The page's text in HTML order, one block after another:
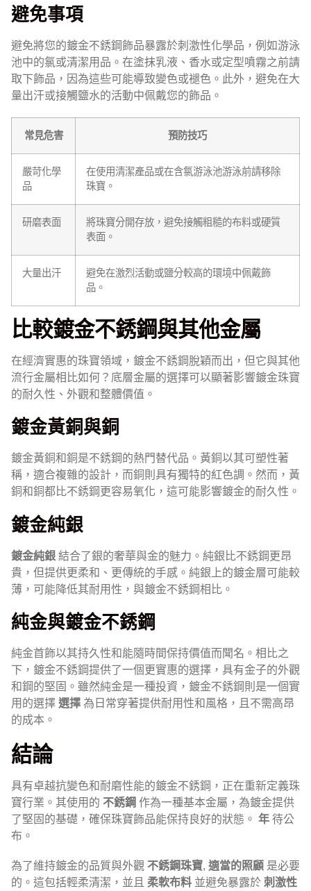
避免事項
避免將您的鍍金不銹鋼飾品暴露於刺激性化學品，例如游泳
池中的氯或清潔用品。在塗抹乳液、香水或定型噴霧之前請
取下飾品，因為這些可能導致變色或褪色。此外，避免在大
量出汗或接觸鹽水的活動中佩戴您的飾品。
常見危害 預防技巧
嚴苛化學
品
在使用清潔產品或在含氯游泳池游泳前請移除
珠寶。
研磨表面
將珠寶分開存放，避免接觸粗糙的布料或硬質
表面。
大量出汗
避免在激烈活動或鹽分較高的環境中佩戴飾
品。
比較鍍金不銹鋼與其他金屬
在經濟實惠的珠寶領域，鍍金不銹鋼脫穎而出，但它與其他
流行金屬相比如何？底層金屬的選擇可以顯著影響鍍金珠寶
的耐久性、外觀和整體價值。
鍍金黃銅與銅
鍍金黃銅和銅是不銹鋼的熱門替代品。黃銅以其可塑性著
稱，適合複雜的設計，而銅則具有獨特的紅色調。然而，黃
銅和銅都比不銹鋼更容易氧化，這可能影響鍍金的耐久性。
鍍金純銀
鍍金純銀 結合了銀的奢華與金的魅力。純銀比不銹鋼更昂
貴，但提供更柔和、更傳統的手感。純銀上的鍍金層可能較
薄，可能降低其耐用性，與鍍金不銹鋼相比。
純金與鍍金不銹鋼
純金首飾以其持久性和能隨時間保持價值而聞名。相比之
下，鍍金不銹鋼提供了一個更實惠的選擇，具有金子的外觀
和鋼的堅固。雖然純金是一種投資，鍍金不銹鋼則是一個實
用的選擇 選擇 為日常穿著提供耐用性和風格，且不需高昂
的成本。
結論
具有卓越抗變色和耐磨性能的鍍金不銹鋼，正在重新定義珠
寶行業。其使用的 不銹鋼 作為一種基本金屬，為鍍金提供
了堅固的基礎，確保珠寶飾品能保持良好的狀態。 年 待公
布。
為了維持鍍金的品質與外觀 不銹鋼珠寶, 適當的照顧 是必要
的。這包括輕柔清潔，並且 柔軟布料 並避免暴露於 刺激性